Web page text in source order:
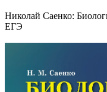
Николай Саенко:
ЕГЭ